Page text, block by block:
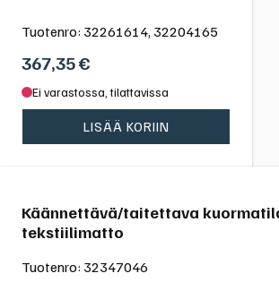
Tuotenro: 32261614, 32204165
367,35€
Ei varastossa, tilattavissa
LISÄÄ KORIIN
Käännettävä/taitettava
tekstiilimatto
Tuotenro: 32347046